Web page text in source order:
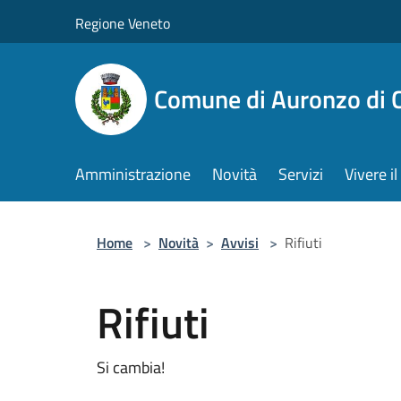
Regione Veneto
Comune di Auronzo di
Amministrazione Novità Servizi Vivere
Home > Novità > Avvisi > Rifiuti
Rifiuti
Si cambia!